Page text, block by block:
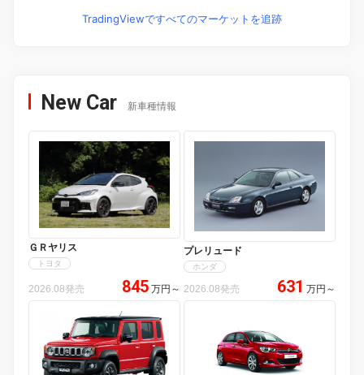
TradingViewですべてのマーケットを追跡
New Car 新車種情報
ＧＲヤリス
トヨタ
2026.08発売 845 万円 ～
プレリュード
ホンダ
2026.08発売 631 万円 ～